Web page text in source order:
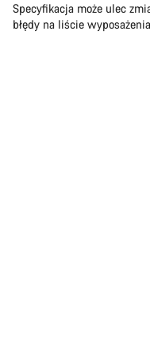
Specyfikacja może ulec
błędy na liście